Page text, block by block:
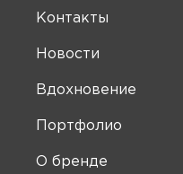
Контакты
Новости
Вдохновение
Портфолио
О бренде